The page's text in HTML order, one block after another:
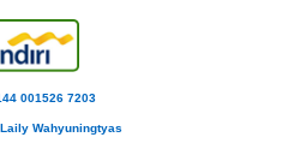
001526 7203
Wahyuningtyas